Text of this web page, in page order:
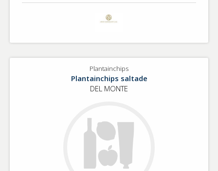
Plantainchips
Plantainchips saltade
DEL MONTE